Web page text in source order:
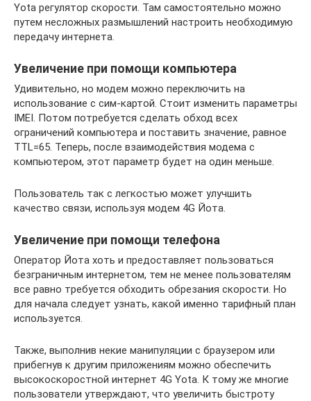
Yota регулятор скорости. Там самостоятельно можно
путем несложных размышлений настроить необходимую
передачу интернета.
Увеличение при помощи компьютера
Удивительно, но модем можно переключить на
использование с сим-картой. Стоит изменить параметры
IMEI. Потом потребуется сделать обход всех
ограничений компьютера и поставить значение, равное
TTL=65. Теперь, после взаимодействия модема с
компьютером, этот параметр будет на один меньше.
Пользователь так с легкостью может улучшить
качество связи, используя модем 4G Йота.
Увеличение при помощи телефона
Оператор Йота хоть и предоставляет пользоваться
безграничным интернетом, тем не менее пользователям
все равно требуется обходить обрезания скорости. Но
для начала следует узнать, какой именно тарифный план
используется.
Также, выполнив некие манипуляции с браузером или
прибегнув к другим приложениям можно обеспечить
высокоскоростной интернет 4G Yota. К тому же многие
пользователи утверждают, что увеличить быстроту